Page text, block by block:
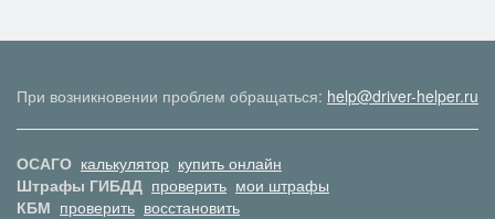
При возникновении проблем обращаться: help@driver-helper.ru
ОСАГО калькулятор купить онлайн
Штрафы ГИБДД проверить мои штрафы
КБМ проверить восстановить